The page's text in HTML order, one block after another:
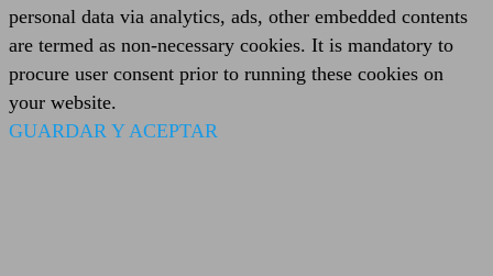
personal data via analytics, ads, other embedded contents
are termed as non-necessary cookies. It is mandatory to
procure user consent prior to running these cookies on
your website.
GUARDAR Y ACEPTAR